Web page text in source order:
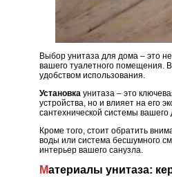
Выбор унитаза для дома – это
вашего туалетного помещения.
удобством использования.
Установка унитаза – это
устройства, но и влияет на его
сантехнической системы вашего
Кроме того, стоит обратить
воды или система бесшумного
интерьер вашего санузла.
Материалы унитаза: